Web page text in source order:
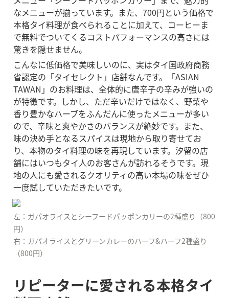
なメニューが揃っています。また、700円という価格で
本格タイ料理が食べられることに加えて、コーヒーま
で無料でついてくるコストパフォーマンスの高さには
驚きを隠せません。
こんなに低価格で美味しいのに、実はタイ国政府商務
省認定の「タイセレクト」店舗なんです。「ASIAN
TAWAN」のお料理は、全体的に唐辛子の辛みが強いの
が特徴です。しかし、ただ辛いだけではなく、野菜や
香り豊かなハーブをふんだんに使ったメニューが多い
ので、辛味と爽やかさのバランスが絶妙です。また、
味の決め手となるスパイスは現地から取り寄せてお
り、本物のタイ料理の味を再現しています。汐留の店
舗にはいつもタイ人のお客さんが訪れるそうです。現
地の人にも愛されるクオリティの高い本場の味をぜひ
一度試していただきたいです。
左：ガパオライスとシーフードパッポンカリーの2種盛り（800
円）
右：ガパオライスとグリーンカレーのハーフ&ハーフ2種盛り
（800円）
リピーターに愛される本格タイ